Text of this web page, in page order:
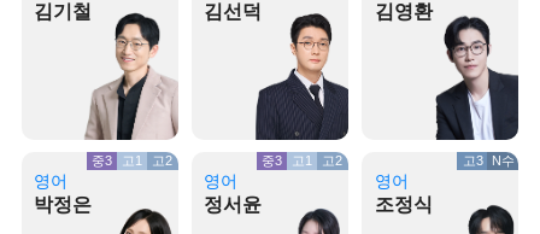
김기철 김선덕 김영환
영어
박정은
중3 고1 고2
영어
정서윤
중3 고1 고2
영어
조정식
고3 N수